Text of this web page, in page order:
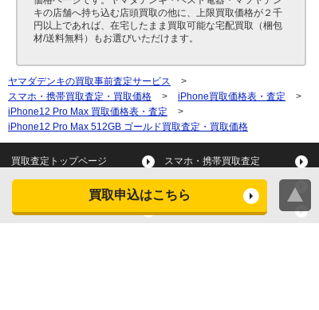
買取申込はこちら
キの店舗へ持ち込む店頭買取の他に、上限買取価格が２千
円以上であれば、在宅したまま買取可能な宅配買取（梱包
材/送料無料）もお選びいただけます。
ヤマダデンキの買取事前査定サービス
>
スマホ・携帯買取査定・買取価格
> iPhone買取価格表・査定
>
iPhone12 Pro Max 買取価格表・査定
>
iPhone12 Pro Max 512GB ゴールド買取査定・買取価格
買取査定トップページ スマホ・携帯買取査定
タブレット買取査定
スマートウォッチ買取査定 デジカメ買取査定